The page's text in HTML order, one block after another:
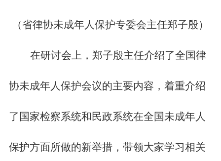
（省律协未成年人保护专委会主任郑子殷）
在研讨会上，郑子殷主任介绍了全国律
协未成年人保护会议的主要内容，着重介绍
了国家检察系统和民政系统在全国未成年人
保护方面所做的新举措，带领大家学习相关